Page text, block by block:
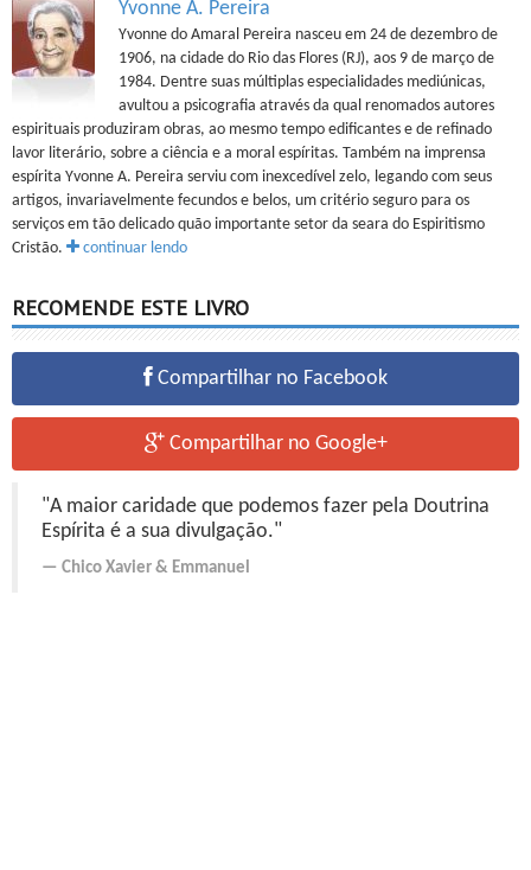
Yvonne A. Pereira
Yvonne do Amaral Pereira nasceu em 24 de dezembro de
1906, na cidade do Rio das Flores (RJ), aos 9 de março de
1984. Dentre suas múltiplas especialidades mediúnicas,
avultou a psicografia através da qual renomados autores
espirituais produziram obras, ao mesmo tempo edificantes e de refinado
lavor literário, sobre a ciência e a moral espíritas. Também na imprensa
espírita Yvonne A. Pereira serviu com inexcedível zelo, legando com seus
artigos, invariavelmente fecundos e belos, um critério seguro para os
serviços em tão delicado quão importante setor da seara do Espiritismo
Cristão.
continuar lendo
RECOMENDE ESTE LIVRO
Compartilhar no Facebook
Compartilhar no Google+
"A maior caridade que podemos fazer pela Doutrina
Espírita é a sua divulgação."
Chico Xavier & Emmanuel